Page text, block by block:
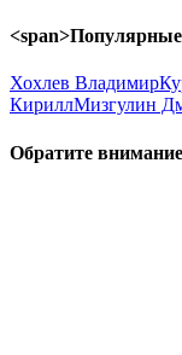
Хохлев Владимир
КириллМизгулин
Обратите внимание